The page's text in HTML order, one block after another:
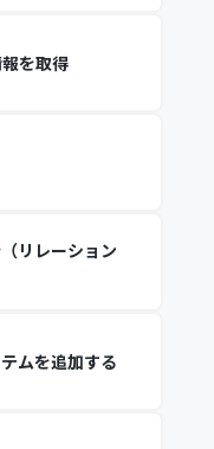
を取得
リレーション
ムを追加する